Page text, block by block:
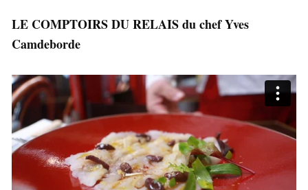
LE COMPTOIRS DU RELAIS du chef Yves
Camdeborde